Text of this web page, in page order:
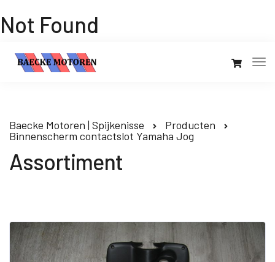
Not Found
Baecke Motoren | Spijkenisse
Producten
Binnenscherm contactslot Yamaha Jog
Assortiment